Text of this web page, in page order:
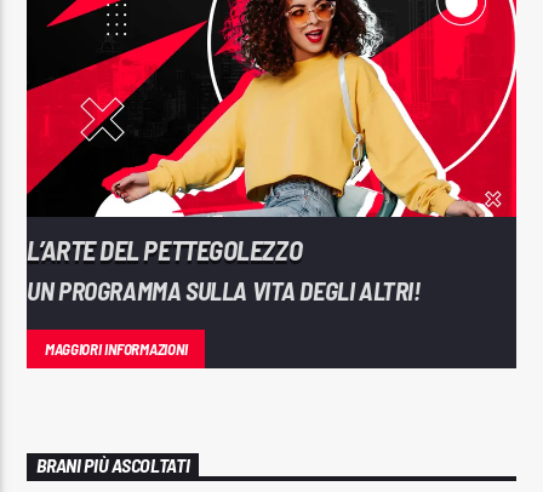
L’ARTE DEL PETTEGOLEZZO
UN PROGRAMMA SULLA VITA DEGLI ALTRI!
MAGGIORI INFORMAZIONI
BRANI PIÙ ASCOLTATI